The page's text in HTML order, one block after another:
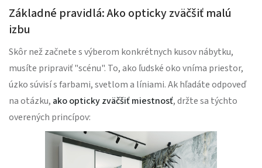
Základné pravidlá: Ako opticky zväčšiť malú
izbu
Skôr než začnete s výberom konkrétnych kusov nábytku,
musíte pripraviť "scénu". To, ako ľudské oko vníma priestor,
úzko súvisí s farbami, svetlom a líniami. Ak hľadáte odpoveď
na otázku, ako opticky zväčšiť miestnosť, držte sa týchto
overených princípov: